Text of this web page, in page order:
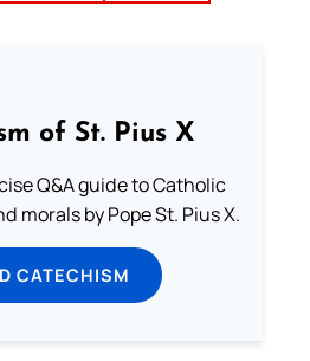
of St. Pius X
Q&A guide to Catholic
morals by Pope St. Pius X.
CATECHISM